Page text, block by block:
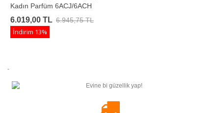
Kadın Parfüm 6ACJ/6ACH
(3.4 FL. OZ. LIQ./100ml e)
6.019,00 TL 6.945,75 TL
İndirim 13%
-